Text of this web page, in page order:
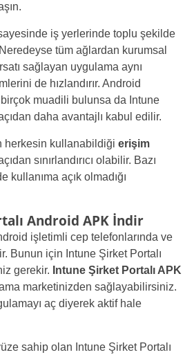
iş yerlerinde toplu şekilde
tüm ağlardan kurumsal
sağlayan uygulama aynı
de hızlandırır. Android
muadili bulunsa da Intune
daha avantajlı kabul edilir.
herkesin kullanabildiği erişim
sınırlandırıcı olabilir. Bazı
açık olmadığı
Android APK İndir
işletimli cep telefonlarında ve
Bunun için Intune Şirket Portalı
gerekir. Intune Şirket Portalı APK
marketinizden sağlayabilirsiniz.
aç diyerek aktif hale
sahip olan Intune Şirket Portalı